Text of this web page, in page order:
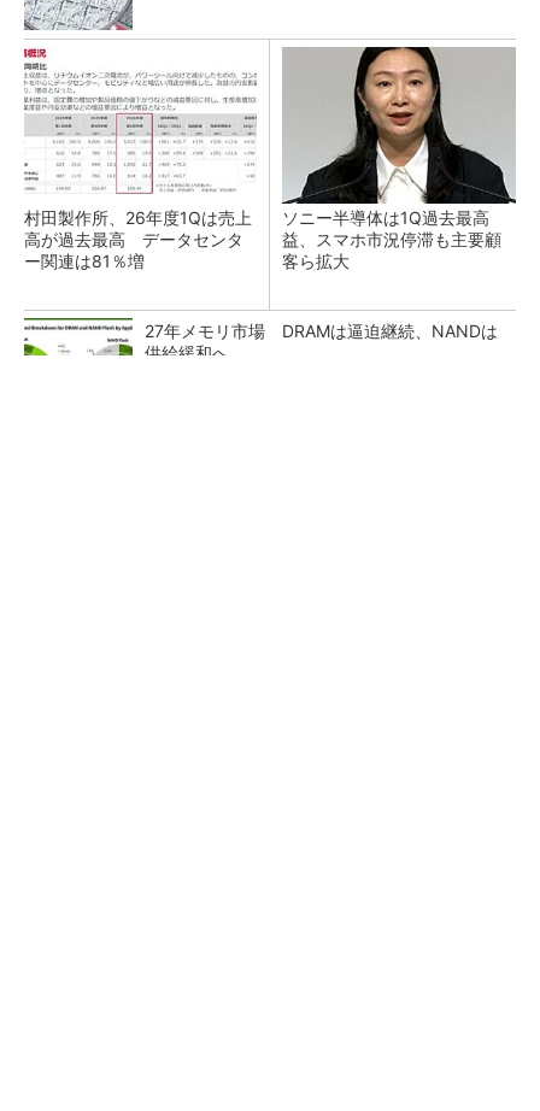
村田製作所、26年度1Qは売上
高が過去最高 データセンタ
ー関連は81％増
ソニー半導体は1Q過去最高
益、スマホ市況停滞も主要顧
客ら拡大
27年メモリ市場 DRAMは逼迫継続、NANDは
供給緩和へ